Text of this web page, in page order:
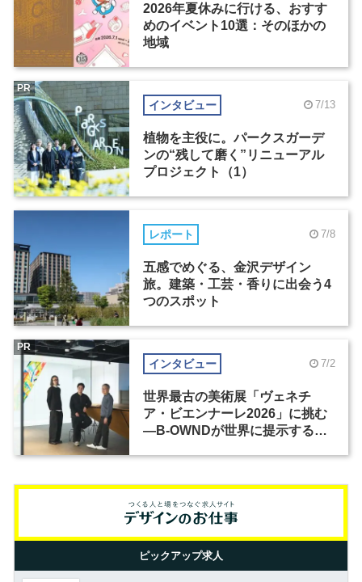
2026年夏休みに行ける、おすす
めのイベント10選：そのほかの
地域
インタビュー 7/13
植物を主役に。パークスガーデ
ンの“残して磨く”リニューアル
プロジェクト（1）
PR
レポート 7/8
五感でめぐる、金沢デザイン
旅。建築・工芸・香りに出会う4
つのスポット
インタビュー 7/2
世界最古の美術展「ヴェネチ
ア・ビエンナーレ2026」に挑む
―B-OWNDが世界に提示する美
PR
ピックアップ求人